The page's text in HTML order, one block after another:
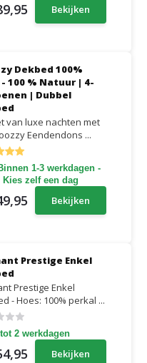
Bekijken
Dekbed 100%
100 % Natuur | 4-
| Dubbel
van luxe nachten met
Eendendons ...
1-3 werkdagen -
Kies zelf een dag
Bekijken
Prestige Enkel
Prestige Enkel
- Hoes: 100% perkal ...
2 werkdagen
Bekijken